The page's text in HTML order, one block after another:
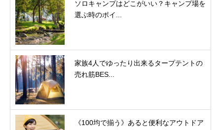
ソロキャンプはどこがいい？キャンプ場を
選ぶ時のポイ...
家族4人でゆったり出来るタープテントの
売れ筋BES...
《100均で揃う》あると便利なアウトドア